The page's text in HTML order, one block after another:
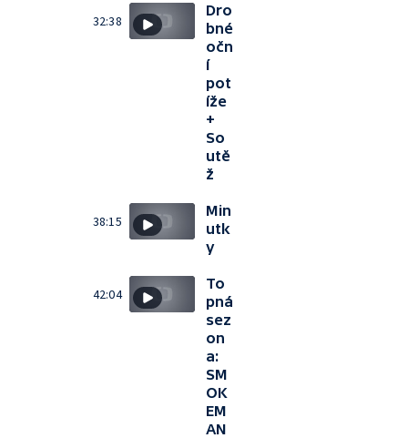
32:38
Dro
bné
očn
í
pot
íže
+
So
utě
ž
38:15
Min
utk
y
42:04
To
pná
sez
on
a:
SM
OK
EM
AN